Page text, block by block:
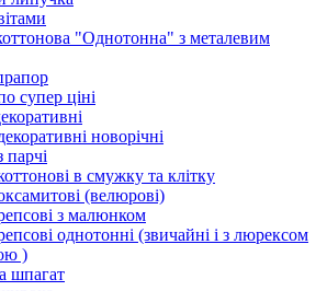
"Однотонна" з металевим
супер ціні
новорічні
парчі
в смужку та клітку
(велюрові)
з малюнком
однотонні (звичайні і з люрексом
)
шпагат